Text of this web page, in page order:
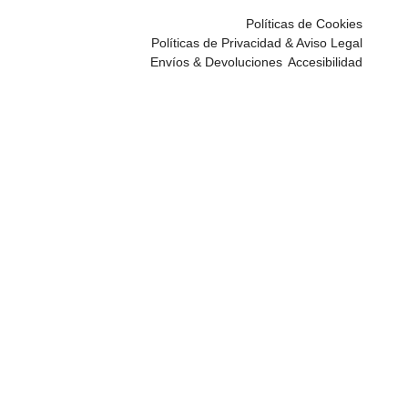
Políticas de Cookies
Políticas de Privacidad & Aviso Legal
Envíos & Devoluciones Accesibilidad